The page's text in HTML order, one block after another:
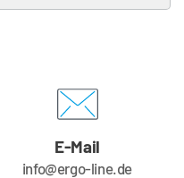
E-Mail
info@ergo-line.de